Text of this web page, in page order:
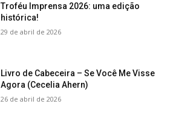
Troféu Imprensa 2026: uma edição
histórica!
29 de abril de 2026
Livro de Cabeceira – Se Você Me Visse
Agora (Cecelia Ahern)
26 de abril de 2026